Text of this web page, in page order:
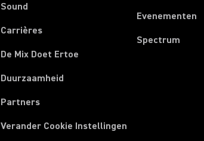
Sound
Carrières
De Mix Doet Ertoe
Duurzaamheid
Partners
Verander Cookie Instellingen
Evenementen
Spectrum